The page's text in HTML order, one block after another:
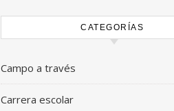
CATEGORÍAS
Campo a través
Carrera escolar